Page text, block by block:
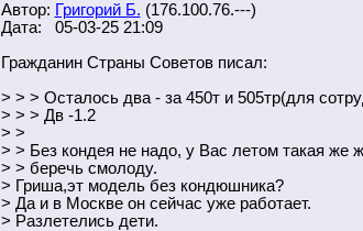
Автор: Григорий Б. (176.100.76.---)
Дата: 05-03-25 21:09
Гражданин Страны Советов писал:
> > > Осталось два - за 450т и 505тр(для
> > > Дв -1.2
> >
> > Без кондея не надо, у Вас летом такая же
> > беречь смолоду.
> Гриша,эт модель без кондюшника?
> Да и в Москве он сейчас уже работает.
> Разлетелись дети.